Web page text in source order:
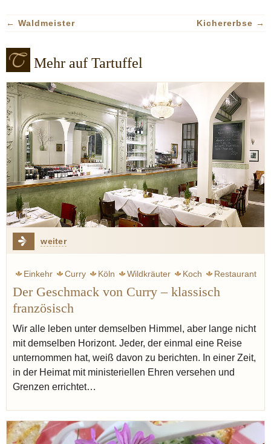
← Waldmeister Kichererbse →
Mehr auf Tartuffel
weiter
Einkehr Curry Köln Wildkräuter Koch Restaurant
Der Geschmack von Curry – klassisch
französisch
Wir alle leben unter demselben Himmel, aber lange nicht
mit demselben Horizont. Jeder, der einmal eine Reise
unternommen hat, weiß davon zu berichten. In einer Zeit,
in der Heimat mit ministeriellen Ehren versehen und
Grenzen errichtet…